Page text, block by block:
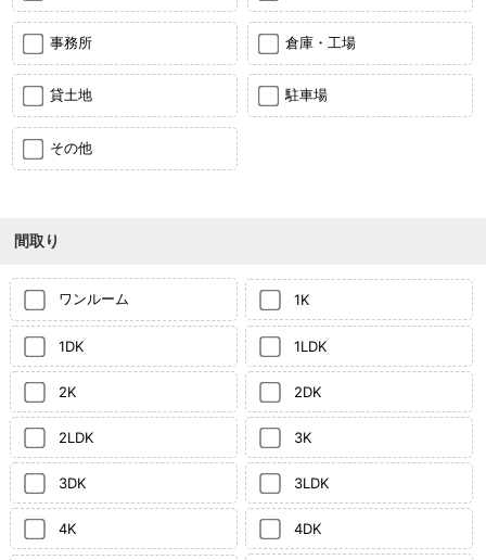
事務所 倉庫・工場
貸土地 駐車場
その他
間取り
ワンルーム 1K
1DK 1LDK
2K 2DK
2LDK 3K
3DK 3LDK
4K 4DK